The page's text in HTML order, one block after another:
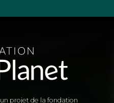
projet de la fondation